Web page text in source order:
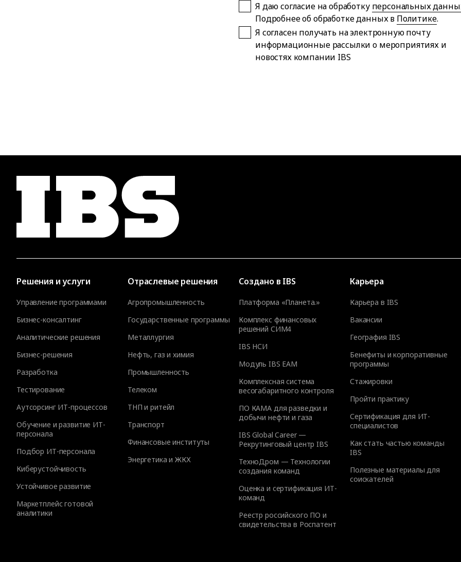
Я даю согласие на обработку персональных
Подробнее об обработке данных в Политике.
Я согласен получать на электронную почту
информационные рассылки о мероприятиях и
новостях компании IBS
Решения и услуги
Управление программами
Бизнес-консалтинг
Аналитические решения
Бизнес-решения
Разработка
Тестирование
Аутсорсинг ИТ-процессов
Обучение и развитие ИТ-
персонала
Подбор ИТ-персонала
Киберустойчивость
Устойчивое развитие
Маркетплейс готовой
аналитики
Отраслевые решения
Агропромышленность
Государственные программы
Металлургия
Нефть, газ и химия
Промышленность
Телеком
ТНП и ритейл
Транспорт
Финансовые институты
Энергетика и ЖКХ
Создано в IBS
Платформа «Планета.»
Комплекс финансовых
решений СИМ4
IBS НСИ
Модуль IBS EAM
Комплексная система
весогабаритного контроля
ПО КАМА для разведки и
добычи нефти и газа
IBS Global Career —
Рекрутинговый центр IBS
ТехноДром — Технологии
создания команд
Оценка и сертификация ИТ-
команд
Реестр российского ПО и
свидетельства в Роспатент
Карьера
Карьера в IBS
Вакансии
География IBS
Бенефиты и корпоративные
программы
Стажировки
Пройти практику
Сертификация для ИТ-
специалистов
Как стать частью команды
IBS
Полезные материалы для
соискателей